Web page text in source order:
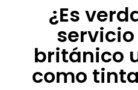
¿Es
británico
como